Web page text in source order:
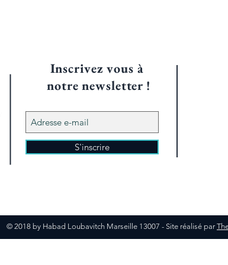
Inscrivez vous à
notrenewsletter !
S'inscrire
© 2018 by Habad Loubavitch Marseille 13007 - Site réalisé par